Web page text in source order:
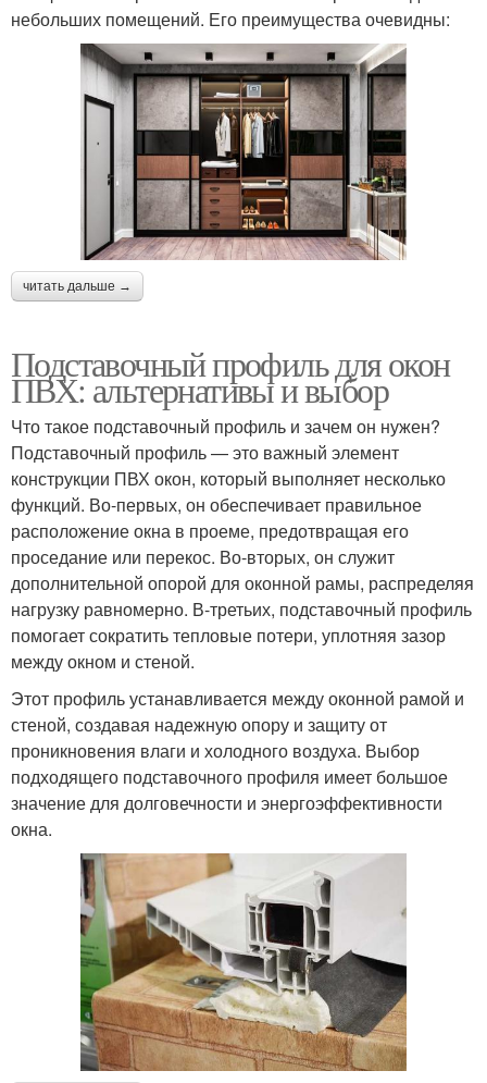
небольших помещений. Его преимущества очевидны:
читать дальше →
Подставочный профиль для окон
ПВХ: альтернативы и выбор
Что такое подставочный профиль и зачем он нужен?
Подставочный профиль — это важный элемент
конструкции ПВХ окон, который выполняет несколько
функций. Во-первых, он обеспечивает правильное
расположение окна в проеме, предотвращая его
проседание или перекос. Во-вторых, он служит
дополнительной опорой для оконной рамы, распределяя
нагрузку равномерно. В-третьих, подставочный профиль
помогает сократить тепловые потери, уплотняя зазор
между окном и стеной.
Этот профиль устанавливается между оконной рамой и
стеной, создавая надежную опору и защиту от
проникновения влаги и холодного воздуха. Выбор
подходящего подставочного профиля имеет большое
значение для долговечности и энергоэффективности
окна.